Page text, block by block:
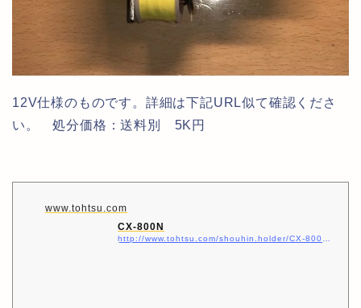
12V仕様のものです。詳細は下記URL似て確認くださ
い。 処分価格：送料別 5K円
www.tohtsu.com
CX-800N